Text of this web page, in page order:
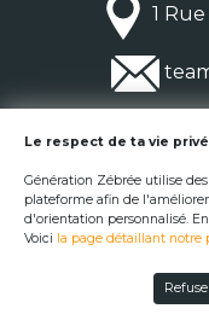
1
©
Le respect de ta vie
Génération Zébrée utilise
plateforme afin de
d'orientation personnalisé.
Voici la page détaillant notre